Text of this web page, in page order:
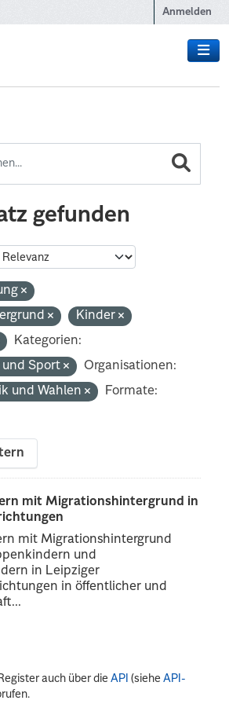
Anmelden
gefunden
Kinder
Kategorien:
und Sport
Organisationen:
und Wahlen
Formate:
mit Migrationshintergrund in
mit Migrationshintergrund
und
in Leipziger
in öffentlicher und
auch über dieAPI (sieheAPI-